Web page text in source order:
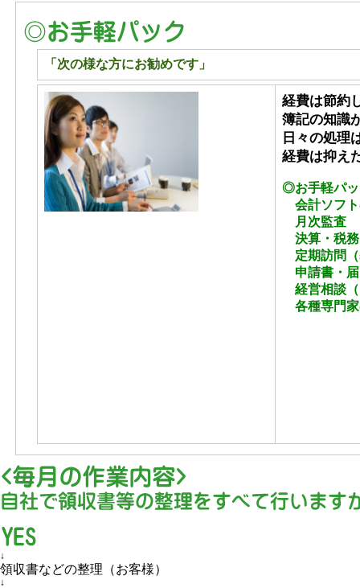
「次の様な方にお勧めです」
経費は節約
簿記の知識
日々の処理
経費は抑え
◎お手軽パッ
会計ソフト
月次監査
決算・税務
定期訪問（
申請書・届
経営相談（
各種専門家
↓
領収書などの整理（お客様）
↓